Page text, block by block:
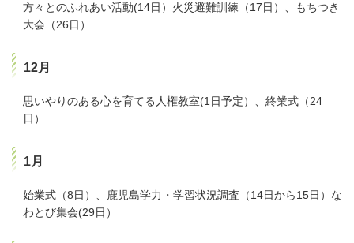
方々とのふれあい活動(14日）火災避難訓練（17日）、もちつき
大会（26日）
12月
思いやりのある心を育てる人権教室(1日予定）、終業式（24
日）
1月
始業式（8日）、鹿児島学力・学習状況調査（14日から15日）な
わとび集会(29日）